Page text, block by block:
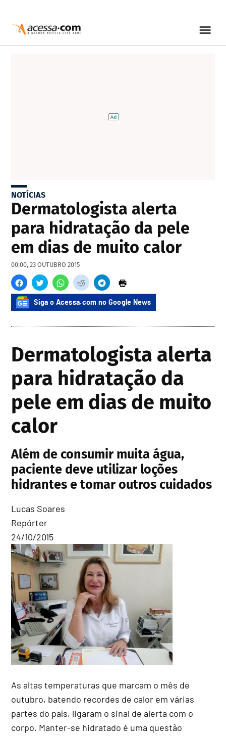
NOTÍCIAS
Dermatologista alerta
para hidratação da pele
em dias de muito calor
00:00, 23 OUTUBRO 2015
Siga o Acessa.com no Google News
Dermatologista alerta
para hidratação da
pele em dias de muito
calor
Além de consumir muita água,
paciente deve utilizar loções
hidrantes e tomar outros cuidados
Lucas Soares
Repórter
24/10/2015
As altas temperaturas que marcam o mês de
outubro, batendo recordes de calor em várias
partes do país, ligaram o sinal de alerta com o
corpo. Manter-se hidratado é uma questão